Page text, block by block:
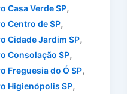
Casa Verde SP,
Centro de SP,
Cidade Jardim SP,
Consolação SP,
Freguesia do Ó SP,
Higienópolis SP,